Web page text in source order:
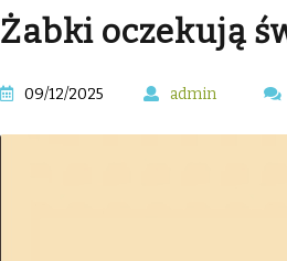
Żabki oczekują
09/12/2025 admin